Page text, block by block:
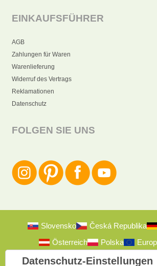
EINKAUFSFÜHRER
AGB
Zahlungen für Waren
Warenlieferung
Widerruf des Vertrags
Reklamationen
Datenschutz
FOLGEN SIE UNS
Slovensko Česká Republika
Österreich
Polska
Datenschutz-Einstellungen